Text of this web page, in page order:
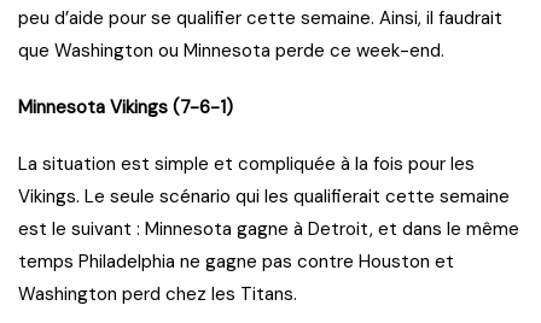
peu d’aide pour se qualifier cette semaine. Ainsi, il faudrait
que Washington ou Minnesota perde ce week-end.
Minnesota Vikings (7-6-1)
La situation est simple et compliquée à la fois pour les
Vikings. Le seule scénario qui les qualifierait cette semaine
est le suivant : Minnesota gagne à Detroit, et dans le même
temps Philadelphia ne gagne pas contre Houston et
Washington perd chez les Titans.